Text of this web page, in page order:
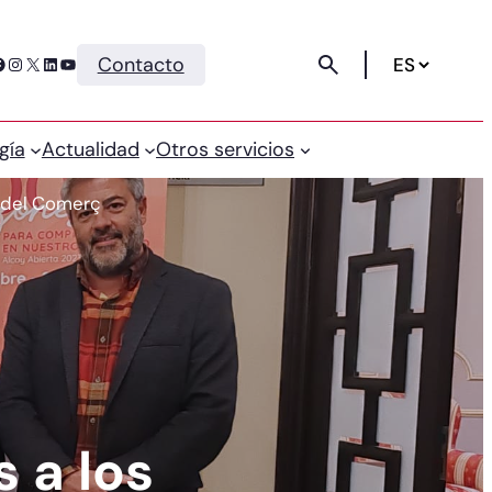
Instagram X LinkedIn YouTube Contacto
Actualidad Otros servicios
Comerç
a los